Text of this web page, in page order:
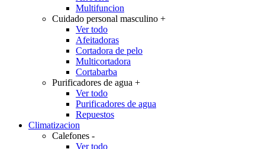
Multifuncion
Cuidado personal masculino +
Ver todo
Afeitadoras
Cortadora de pelo
Multicortadora
Cortabarba
Purificadores de agua +
Ver todo
Purificadores de agua
Repuestos
Climatizacion
Calefones -
Ver todo